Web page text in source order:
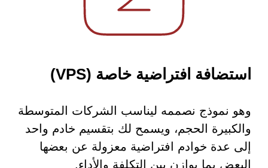
استضافة افتراضية خاصة (VPS)
وهو نموذج نصممه ليناسب الشركات المتوسطة
والكبيرة الحجم، ويسمح لك بتقسيم خادم واحد
إلى عدة خوادم افتراضية معزولة عن بعضها
البعض بما يوازن بين التكلفة والأداء.